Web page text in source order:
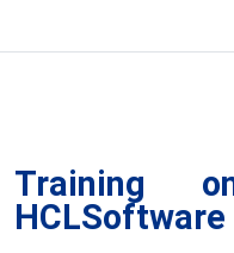
Training
HCLSoftware